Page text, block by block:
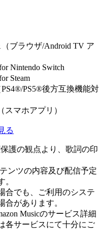
ブラウザ/Android TV ア
Nintendo Switch
Steam
PS5®後方互換機能対
スマホアプリ）
る
護の観点より、歌詞の印
ンツの内容及び配信予定
。
合でも、ご利用のシステ
合があります。
Musicのサービス詳細
各サービスにて十分にご